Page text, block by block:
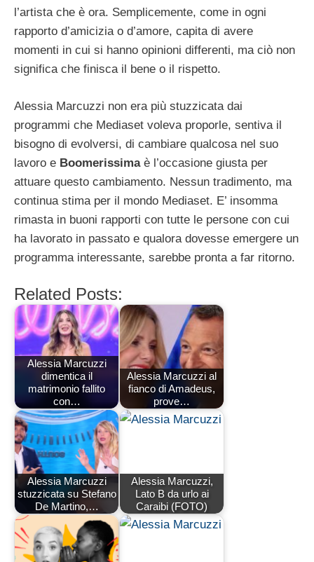
l’artista che è ora. Semplicemente, come in ogni
rapporto d’amicizia o d’amore, capita di avere
momenti in cui si hanno opinioni differenti, ma ciò non
significa che finisca il bene o il rispetto.
Alessia Marcuzzi non era più stuzzicata dai
programmi che Mediaset voleva proporle, sentiva il
bisogno di evolversi, di cambiare qualcosa nel suo
lavoro e Boomerissimaè l’occasione giusta per
attuare questo cambiamento. Nessun tradimento, ma
continua stima per il mondo Mediaset. E’ insomma
rimasta in buoni rapporti con tutte le persone con cui
ha lavorato in passato e qualora dovesse emergere un
programma interessante, sarebbe pronta a far ritorno.
Related Posts:
Alessia Marcuzzi
dimentica il
matrimonio fallito
con…
Alessia Marcuzzi al
fianco di Amadeus,
prove…
Alessia Marcuzzi
stuzzicata su Stefano
De Martino,…
Alessia Marcuzzi,
Lato B da urlo ai
Caraibi (FOTO)